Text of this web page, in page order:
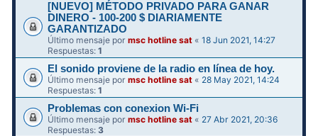
[NUEVO] MÉTODO PRIVADO PARA GANAR
DINERO - 100-200 $ DIARIAMENTE
GARANTIZADO
Último mensaje pormsc hotline sat «18 Jun 2021, 14:27
Respuestas:1
El sonido proviene de la radio en línea de hoy.
Último mensaje pormsc hotline sat « 28 May 2021, 14:24
Respuestas:1
Problemas con conexion Wi-Fi
Último mensaje pormsc hotline sat « 27 Abr 2021, 20:36
Respuestas: 3